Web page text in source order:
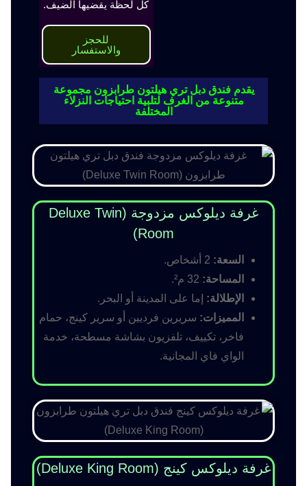
كل لحظة يقضيها الضيف.
للحجز
والاستفسار
يقدم فندق دبل تري هيلتون طرابزون مجموعة
متنوعة من الغرف لتلبية احتياجات النزلاء
المختلفة
غرفة ديلوكس مزدوجة (Deluxe Twin
Room)
السعة:
المساحة:
الإطلالة: إما على المدينة أو البحر.
المميزات: سريرين فرديين أو سرير كينج، حمام
فاخر، تكييف، تلفزيون بشاشة مسطحة، خدمة
الواي فاي المجانية.
غرفة ديلوكس كينج (Deluxe King Room)